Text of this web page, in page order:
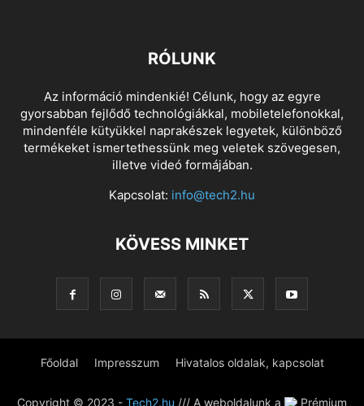
RÓLUNK
Az információ mindenkié! Célunk, hogy az egyre
gyorsabban fejlődő technológiákkal, mobiletelefonokkal,
mindenféle kütyükkel naprakészek legyetek, különböző
termékeket ismertethessünk meg veletek szövegesen,
illetve videó formájában.
Kapcsolat: info@tech2.hu
KÖVESS MINKET
Főoldal Impresszum Hivatalos oldalak, kapcsolat
Copyright © 2023 - Tech2.hu /// A weboldalunk a Prémium